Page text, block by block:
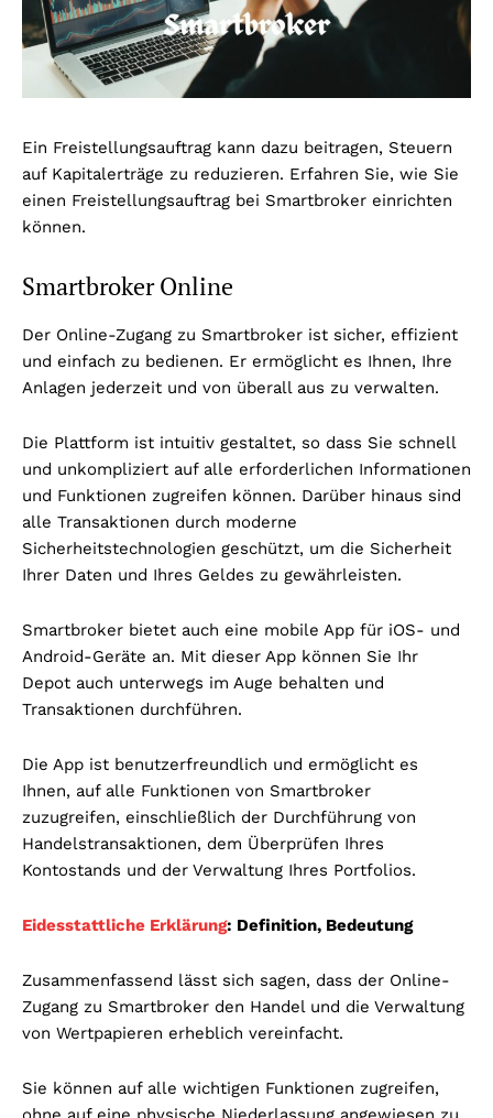
Ein Freistellungsauftrag kann dazu beitragen, Steuern
auf Kapitalerträge zu reduzieren. Erfahren Sie, wie Sie
einen Freistellungsauftrag bei Smartbroker einrichten
können.
Smartbroker Online
Der Online-Zugang zu Smartbroker ist sicher, effizient
und einfach zu bedienen. Er ermöglicht es Ihnen, Ihre
Anlagen jederzeit und von überall aus zu verwalten.
Die Plattform ist intuitiv gestaltet, so dass Sie schnell
und unkompliziert auf alle erforderlichen Informationen
und Funktionen zugreifen können. Darüber hinaus sind
alle Transaktionen durch moderne
Sicherheitstechnologien geschützt, um die Sicherheit
Ihrer Daten und Ihres Geldes zu gewährleisten.
Smartbroker bietet auch eine mobile App für iOS- und
Android-Geräte an. Mit dieser App können Sie Ihr
Depot auch unterwegs im Auge behalten und
Transaktionen durchführen.
Die App ist benutzerfreundlich und ermöglicht es
Ihnen, auf alle Funktionen von Smartbroker
zuzugreifen, einschließlich der Durchführung von
Handelstransaktionen, dem Überprüfen Ihres
Kontostands und der Verwaltung Ihres Portfolios.
Eidesstattliche Erklärung: Definition, Bedeutung
Zusammenfassend lässt sich sagen, dass der Online-
Zugang zu Smartbroker den Handel und die Verwaltung
von Wertpapieren erheblich vereinfacht.
Sie können auf alle wichtigen Funktionen zugreifen,